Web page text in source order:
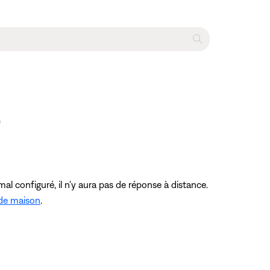
configuré, il n'y aura pas de réponse à distance.
maison